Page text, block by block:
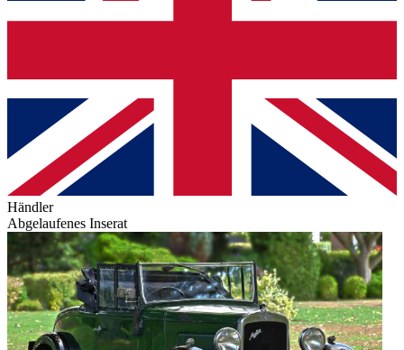
Händler
Abgelaufenes Inserat